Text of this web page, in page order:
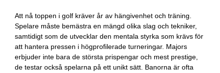
Att nå toppen i golf kräver år av hängivenhet och träning.
Spelare måste bemästra en mängd olika slag och tekniker,
samtidigt som de utvecklar den mentala styrka som krävs för
att hantera pressen i högprofilerade turneringar. Majors
erbjuder inte bara de största prispengar och mest prestige,
de testar också spelarna på ett unikt sätt. Banorna är ofta